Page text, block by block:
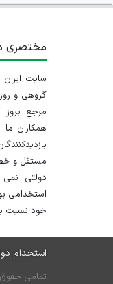
مختصری
گروهی و
مرجع
همکاران
مستقل و
دولتی
استخدامی
خود نسبت
استخدام
تمامی